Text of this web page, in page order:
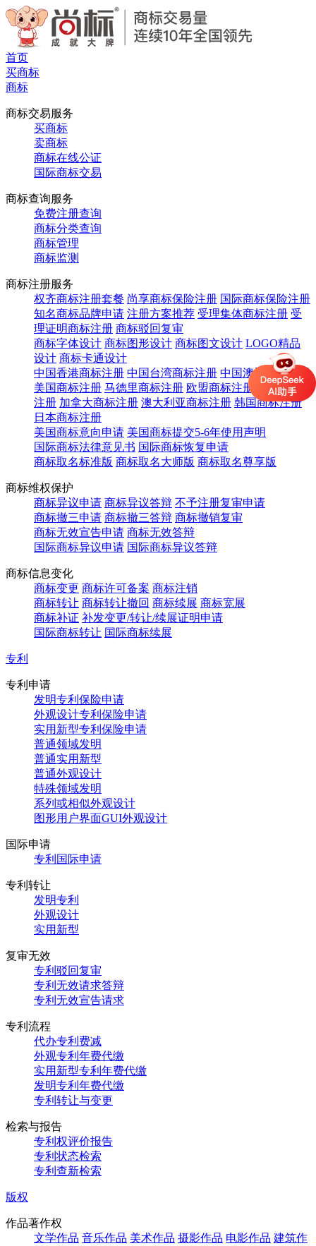
首页
买商标
商标
商标交易服务
买商标
卖商标
商标在线公证
国际商标交易
商标查询服务
免费注册查询
商标分类查询
商标管理
商标监测
商标注册服务
权齐商标注册套餐 尚享商标保险注册 国际商标保险注册
知名商标品牌申请 注册方案推荐 受理集体商标注册 受
理证明商标注册 商标驳回复审
商标字体设计 商标图形设计 商标图文设计 LOGO精品
设计 商标卡通设计
中国香港商标注册 中国台湾商标注册 中国澳门商标注册
美国商标注册 马德里商标注册 欧盟商标注册
英国商标
注册 加拿大商标注册 澳大利亚商标注册 韩国商标注册
日本商标注册
美国商标意向申请 美国商标提交5-6年使用声明
国际商标法律意见书 国际商标恢复申请
商标取名标准版 商标取名大师版 商标取名尊享版
商标维权保护
商标异议申请 商标异议答辩 不予注册复审申请
商标撤三申请 商标撤三答辩 商标撤销复审
商标无效宣告申请 商标无效答辩
国际商标异议申请 国际商标异议答辩
商标信息变化
商标变更 商标许可备案 商标注销
商标转让 商标转让撤回 商标续展 商标宽展
商标补证 补发变更/转让/续展证明申请
国际商标转让 国际商标续展
专利
专利申请
发明专利保险申请
外观设计专利保险申请
实用新型专利保险申请
普通领域发明
普通实用新型
普通外观设计
特殊领域发明
系列或相似外观设计
图形用户界面GUI外观设计
国际申请
专利国际申请
专利转让
发明专利
外观设计
实用新型
复审无效
专利驳回复审
专利无效请求答辩
专利无效宣告请求
专利流程
代办专利费减
外观专利年费代缴
实用新型专利年费代缴
发明专利年费代缴
专利转让与变更
检索与报告
专利权评价报告
专利状态检索
专利查新检索
版权
作品著作权
文学作品 音乐作品 美术作品 摄影作品 电影作品 建筑作